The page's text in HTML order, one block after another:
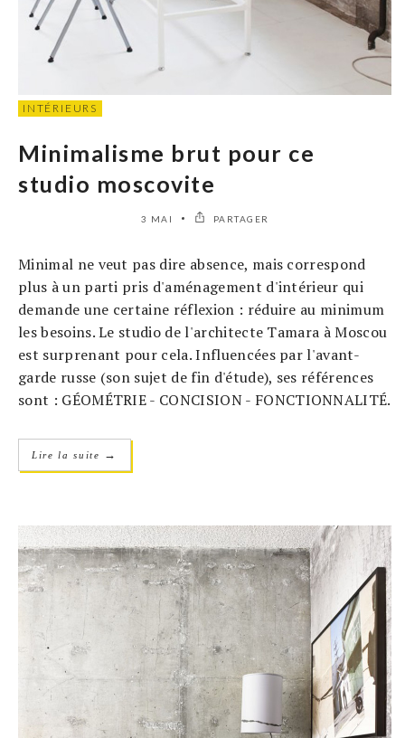
INTÉRIEURS
Minimalisme brut pour ce
studio moscovite
3 MAI PARTAGER
Minimal ne veut pas dire absence, mais correspond
plus à un parti pris d'aménagement d'intérieur qui
demande une certaine réflexion : réduire au minimum
les besoins. Le studio de l'architecte Tamara à Moscou
est surprenant pour cela. Influencées par l'avant-
garde russe (son sujet de fin d'étude), ses références
sont : GÉOMÉTRIE - CONCISION - FONCTIONNALITÉ.
Lire la suite →